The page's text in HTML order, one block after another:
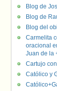
Blog de
Blog de
Blog del
Carmelita
oracional
Juan de la
Cartujo
Católico y